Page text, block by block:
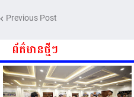
Previous Post
ព័ត៌មានថ្មីៗ